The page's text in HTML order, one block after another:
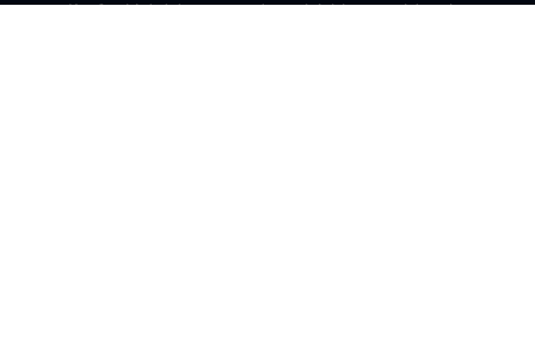
zum Kauf anbietet, transparent vergleichbar macht und